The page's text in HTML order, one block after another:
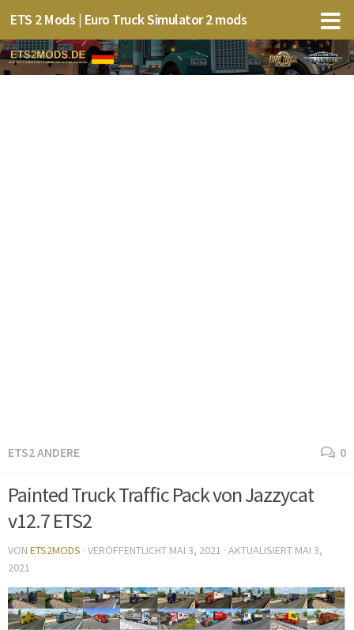
ETS 2 Mods | Euro Truck Simulator 2 mods
ETS2 ANDERE 0
Painted Truck Traffic Pack von Jazzycat
v12.7 ETS2
VON ETS2MODS · VERÖFFENTLICHT MAI 3, 2021 · AKTUALISIERT MAI 3,
2021